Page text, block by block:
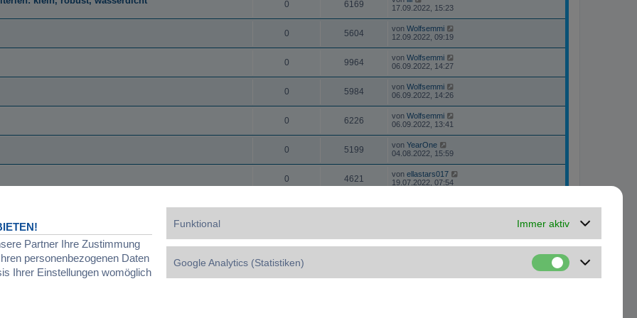
0 6169
17.09.2022, 15:23
0 5604 von Wolfsemmi
12.09.2022, 09:19
0 9964 von Wolfsemmi
06.09.2022, 14:27
0 5984 von Wolfsemmi
06.09.2022, 14:26
0 6226 von Wolfsemmi
06.09.2022, 13:41
0 5199 von YearOne
04.08.2022, 15:59
0 4621 von ellastars017
19.07.2022, 07:54
0 8134
0 4745
08.04.2022, 12:57
0
Partner Ihre Zustimmung
personenbezogenen Daten
Ihrer Einstellungen womöglich
Funktional Immer aktiv
Google Analytics (Statistiken)